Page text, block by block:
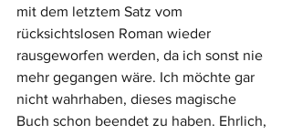
mit dem letztem Satz vom
rücksichtslosen Roman wieder
rausgeworfen werden, da ich sonst nie
mehr gegangen wäre. Ich möchte gar
nicht wahrhaben, dieses magische
Buch schon beendet zu haben. Ehrlich,